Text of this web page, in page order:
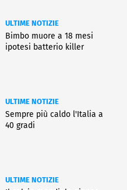
ULTIME NOTIZIE
Bimbo muore a 18 mesi
ipotesi batterio killer
ULTIME NOTIZIE
Sempre più caldo l'Italia a
40 gradi
ULTIME NOTIZIE